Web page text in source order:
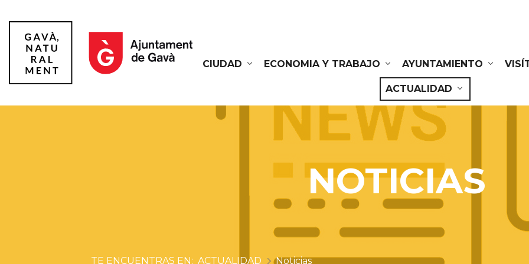
CIUDAD
ECONOMIA Y TRABAJO AYUNTAMIENTO
ACTUALIDAD
NOTICIAS
ACTUALIDAD Noticias